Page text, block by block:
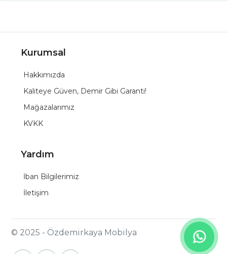
Kurumsal
Hakkımızda
Kaliteye Güven, Demir Gibi Garanti!
Mağazalarımız
KVKK
Yardım
İban Bilgilerimiz
İletişim
© 2025 - Özdemirkaya Mobilya